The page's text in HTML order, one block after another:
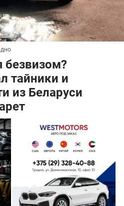
безвизом?
тайники и
из Беларуси